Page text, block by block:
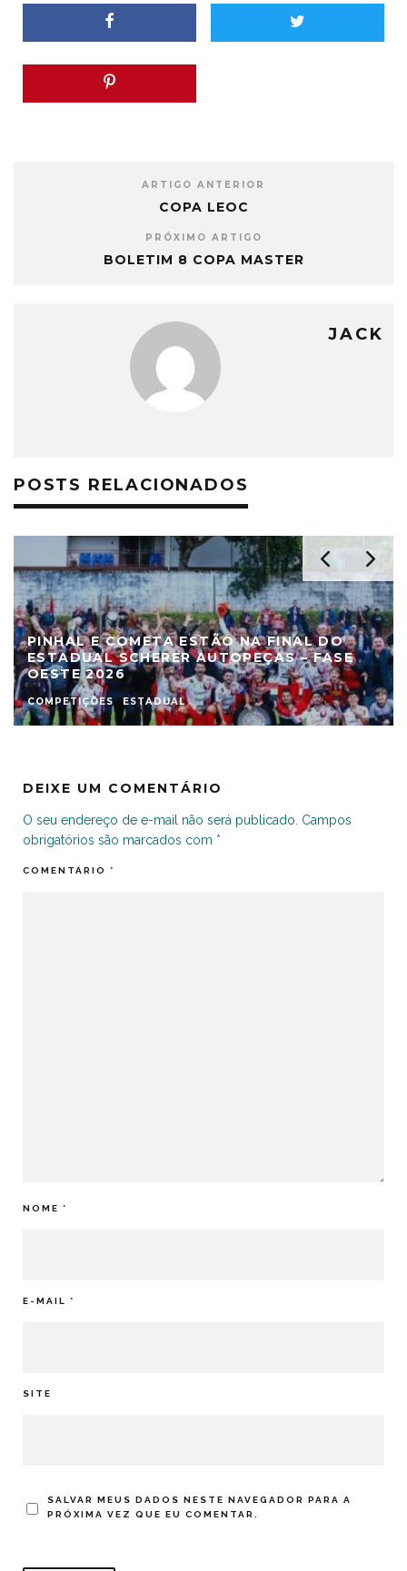
ARTIGO ANTERIOR
COPA LEOC
PRÓXIMO ARTIGO
BOLETIM 8 COPA MASTER
JACK
POSTS RELACIONADOS
PINHAL E COMETA ESTÃO NA FINAL DO
ESTADUAL SCHERER AUTOPEÇAS – FASE
OESTE 2026
COMPETIÇÕES ESTADUAL
DEIXE UM COMENTÁRIO
O seu endereço de e-mail não será publicado. Campos
obrigatórios são marcados com *
COMENTÁRIO *
NOME *
E-MAIL *
SITE
SALVAR MEUS DADOS NESTE NAVEGADOR PARA A
PRÓXIMA VEZ QUE EU COMENTAR.